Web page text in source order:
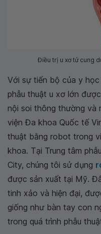
Điều trị u xơ tử cung
Với sự tiến bộ của y học
phẫu thuật u xơ lớn
nội soi thông thường và
viện Đa khoa Quốc tế
thuật bằng robot trong
khoa. Tại Trung tâm
City, chúng tôi sử dụng
được sản xuất tại Mỹ.
tinh xảo và hiện đại,
giống như bàn tay con
trong quá trình phẫu